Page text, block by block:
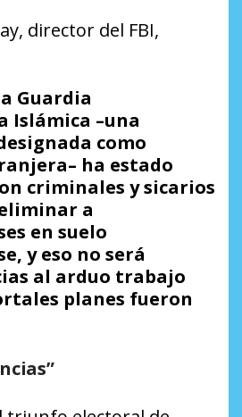
director del FBI,
Guardia
Islámica –una
como
ha estado
criminales y sicarios
a
en suelo
y eso no será
al arduo trabajo
planes fueron